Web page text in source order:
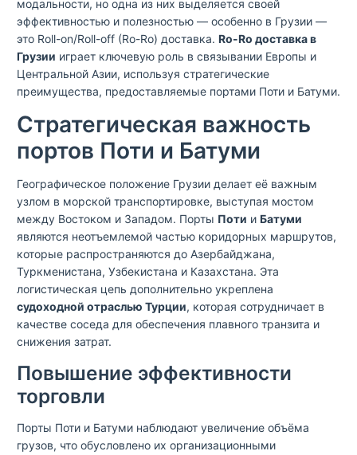
модальности, но одна из них выделяется своей
эффективностью и полезностью — особенно в Грузии —
это Roll-on/Roll-off (Ro-Ro) доставка. Ro-Ro доставка в
Грузии играет ключевую роль в связывании Европы и
Центральной Азии, используя стратегические
преимущества, предоставляемые портами Поти и Батуми.
Стратегическая важность
портов Поти и Батуми
Географическое положение Грузии делает её важным
узлом в морской транспортировке, выступая мостом
между Востоком и Западом. Порты Поти и Батуми
являются неотъемлемой частью коридорных маршрутов,
которые распространяются до Азербайджана,
Туркменистана, Узбекистана и Казахстана. Эта
логистическая цепь дополнительно укреплена
судоходной отраслью Турции, которая сотрудничает в
качестве соседа для обеспечения плавного транзита и
снижения затрат.
Повышение эффективности
торговли
Порты Поти и Батуми наблюдают увеличение объёма
грузов, что обусловлено их организационными